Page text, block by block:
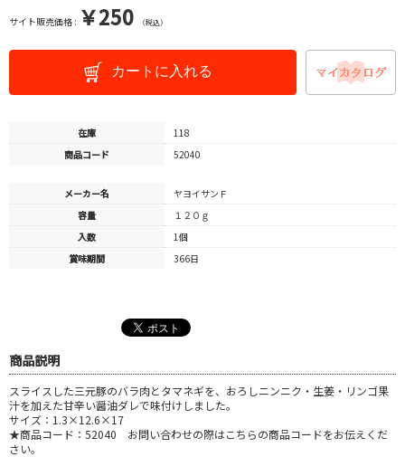
サイト販売価格 : ￥250 （税込）
カートに入れる
在庫
118
商品コード
52040
メーカー名
ヤヨイサンＦ
容量
１２０ｇ
入数
1個
賞味期間
366日
商品説明
スライスした三元豚のバラ肉とタマネギを、おろしニンニク・生姜・リンゴ果
汁を加えた甘辛い醤油ダレで味付けしました。
サイズ：1.3×12.6×17
★商品コード：52040 お問い合わせの際はこちらの商品コードをお伝えくだ
さい。